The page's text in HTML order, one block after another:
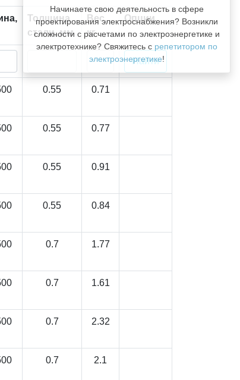
Начинаете свою деятельность в сфере
проектирования электроснабжения? Возникли
сложности с расчетами по электроэнергетике и
электротехнике? Свяжитесь с репетитором по
электроэнергетике!
Толщина
стали, мм
Вес,
кг
Опции
0.55 0.71
0.55 0.77
0.55 0.91
0.55 0.84
0.7 1.77
0.7 1.61
0.7 2.32
0.7 2.1